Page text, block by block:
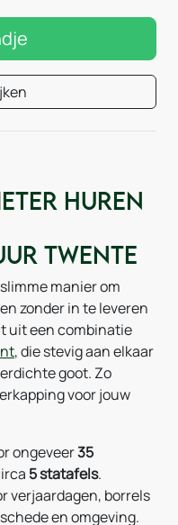
huren
Twente
manier om
zonder in te leveren
uit een combinatie
, die stevig aan elkaar
goot. Zo
voor jouw
ongeveer35
5 statafels.
verjaardagen, borrels
en omgeving.